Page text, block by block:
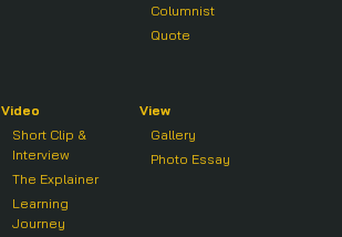
Columnist
Quote
Video
Short Clip &
Interview
The Explainer
Learning
Journey
View
Gallery
Photo Essay